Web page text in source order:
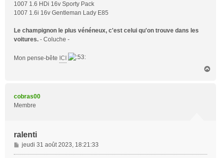
1007 1.6 HDi 16v Sporty Pack
1007 1.6i 16v Gentleman Lady E85
Le champignon le plus vénéneux, c'est celui qu'on trouve dans les
voitures. - Coluche -
Mon pense-bête ICI
cobras00
Membre
ralenti
M
e
jeudi 31 août 2023, 18:21:33